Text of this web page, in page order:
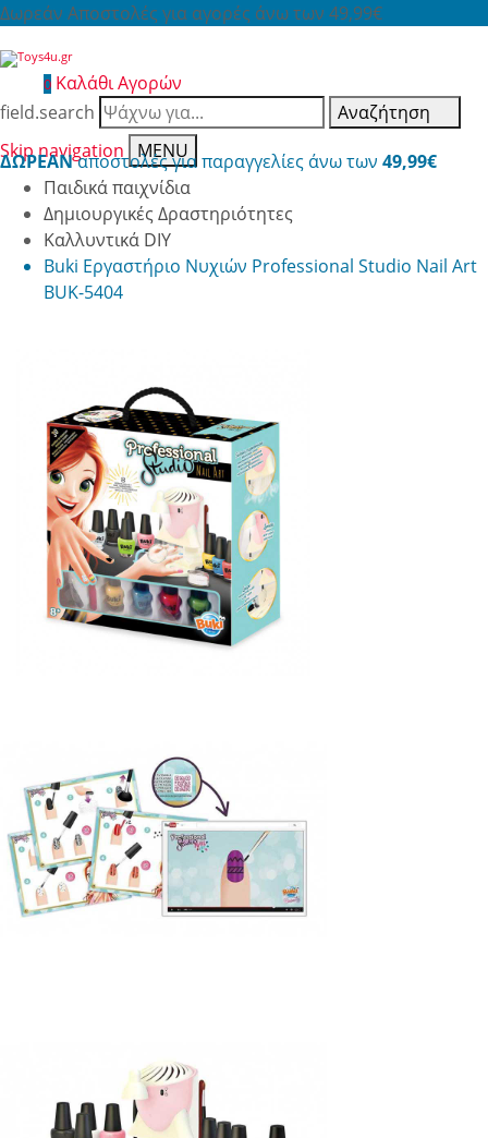
Δωρεάν Αποστολές για αγορές άνω των 49,99€
0 Καλάθι Αγορών
field.search
Αναζήτηση
Skip navigation
MENU
ΔΩΡΕΑΝαποστολές για παραγγελίες άνω των 49,99€
Παιδικά παιχνίδια
Δημιουργικές Δραστηριότητες
Καλλυντικά DIY
Buki Εργαστήριο Νυχιών Professional Studio Nail Art
BUK-5404